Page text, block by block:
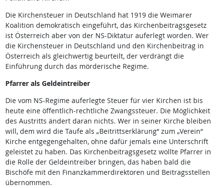
Die Kirchensteuer in Deutschland hat 1919 die Weimarer
Koalition demokratisch eingeführt, das Kirchenbeitragsgesetz
ist Österreich aber von der NS-Diktatur auferlegt worden. Wer
die Kirchensteuer in Deutschland und den Kirchenbeitrag in
Österreich als gleichwertig beurteilt, der verdrängt die
Einführung durch das mörderische Regime.
Pfarrer als Geldeintreiber
Die vom NS-Regime auferlegte Steuer für vier Kirchen ist bis
heute eine öffentlich-rechtliche Zwangssteuer. Die Möglichkeit
des Austritts ändert daran nichts. Wer in seiner Kirche bleiben
will, dem wird die Taufe als „Beitrittserklärung“ zum „Verein“
Kirche entgegengehalten, ohne dafür jemals eine Unterschrift
geleistet zu haben. Das Kirchenbeitragsgesetz wollte Pfarrer in
die Rolle der Geldeintreiber bringen, das haben bald die
Bischöfe mit den Finanzkammerdirektoren und Beitragsstellen
übernommen.